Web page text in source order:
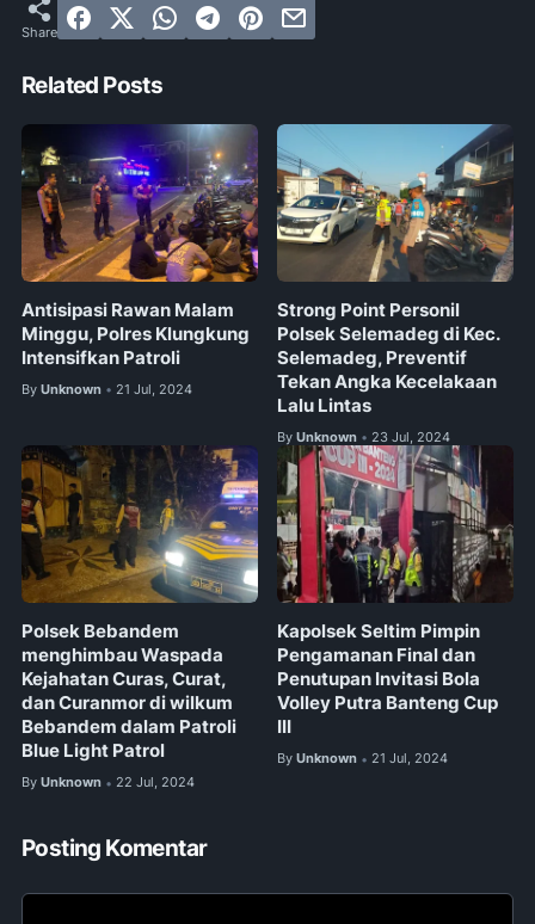
Related Posts
Antisipasi Rawan Malam
Minggu, Polres Klungkung
Intensifkan Patroli
By Unknown • 21 Jul, 2024
Strong Point Personil
Polsek Selemadeg di Kec.
Selemadeg, Preventif
Tekan Angka Kecelakaan
Lalu Lintas
By Unknown • 23 Jul, 2024
Polsek Bebandem
menghimbau Waspada
Kejahatan Curas, Curat,
dan Curanmor di wilkum
Bebandem dalam Patroli
Blue Light Patrol
By Unknown • 22 Jul, 2024
Kapolsek Seltim Pimpin
Pengamanan Final dan
Penutupan Invitasi Bola
Volley Putra Banteng Cup
III
By Unknown • 21 Jul, 2024
Posting Komentar